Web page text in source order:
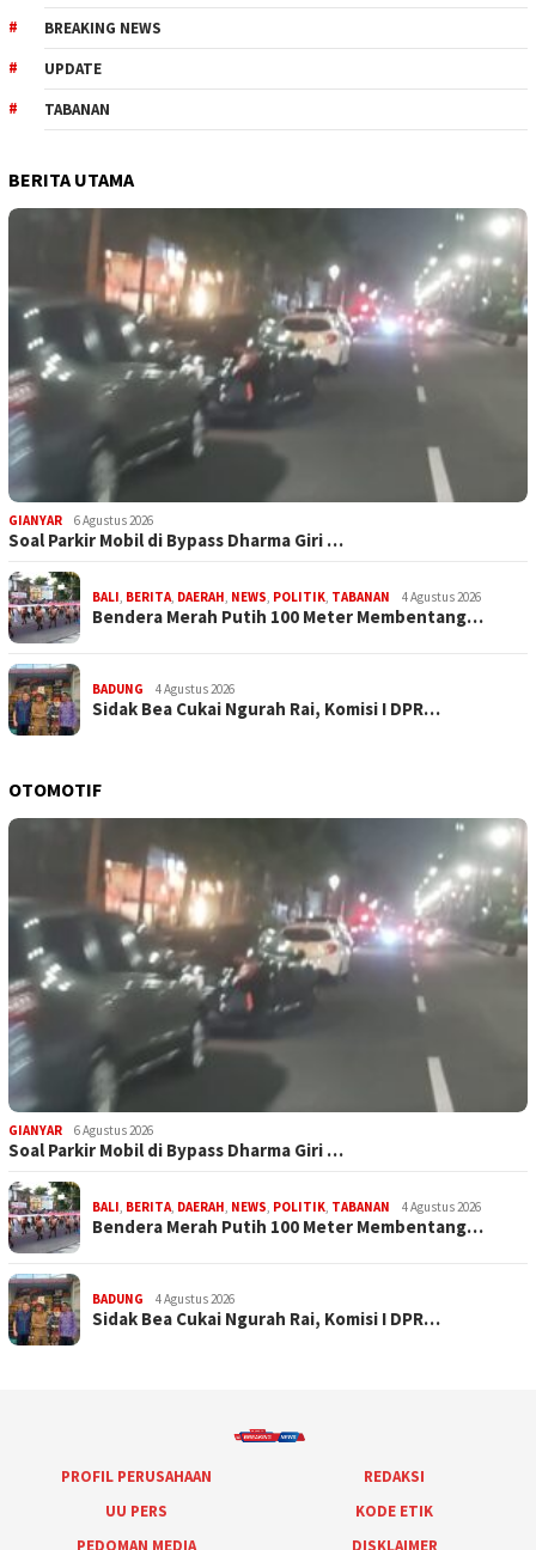
BREAKING NEWS
UPDATE
TABANAN
BERITA UTAMA
GIANYAR 6 Agustus 2026
Soal Parkir Mobil di Bypass Dharma Giri …
BALI, BERITA, DAERAH, NEWS, POLITIK, TABANAN 4 Agustus 2026
Bendera Merah Putih 100 Meter Membentang…
BADUNG 4 Agustus 2026
Sidak Bea Cukai Ngurah Rai, Komisi I DPR…
OTOMOTIF
GIANYAR 6 Agustus 2026
Soal Parkir Mobil di Bypass Dharma Giri …
BALI, BERITA, DAERAH, NEWS, POLITIK, TABANAN 4 Agustus 2026
Bendera Merah Putih 100 Meter Membentang…
BADUNG 4 Agustus 2026
Sidak Bea Cukai Ngurah Rai, Komisi I DPR…
PROFIL PERUSAHAAN
REDAKSI
UU PERS
KODE ETIK
PEDOMAN MEDIA
DISKLAIMER